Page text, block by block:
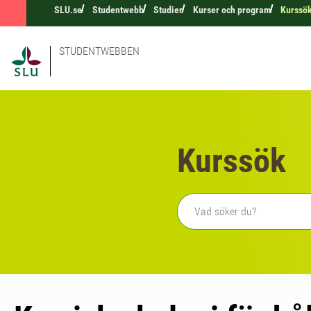
SLU.se Studentwebb Studier Kurser och program
STUDENTWEBBEN
Kurssök
Fritext sökning